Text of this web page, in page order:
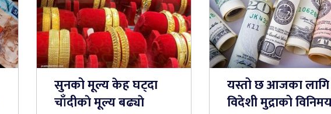
सुनको मूल्य केह घट्दा
चाँदीकाे मूल्य बढ्याे
यस्तो छ आजका लागि
विदेशी मुद्राको